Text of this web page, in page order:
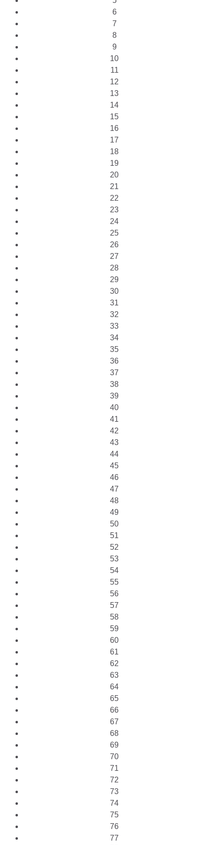
6
7
8
9
10
11
12
13
14
15
16
17
18
19
20
21
22
23
24
25
26
27
28
29
30
31
32
33
34
35
36
37
38
39
40
41
42
43
44
45
46
47
48
49
50
51
52
53
54
55
56
57
58
59
60
61
62
63
64
65
66
67
68
69
70
71
72
73
74
75
76
77